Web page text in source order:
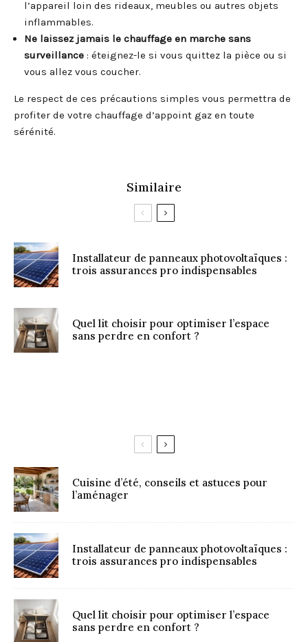
l’appareil loin des rideaux, meubles ou autres objets
inflammables.
Ne laissez jamais le chauffage en marche sans
surveillance : éteignez-le si vous quittez la pièce ou si
vous allez vous coucher.
Le respect de ces précautions simples vous permettra de
profiter de votre chauffage d’appoint gaz en toute
sérénité.
Similaire
Installateur de panneaux photovoltaïques :
trois assurances pro indispensables
Quel lit choisir pour optimiser l’espace
sans perdre en confort ?
Cuisine d’été, conseils et astuces pour
l’aménager
Installateur de panneaux photovoltaïques :
trois assurances pro indispensables
Quel lit choisir pour optimiser l’espace
sans perdre en confort ?